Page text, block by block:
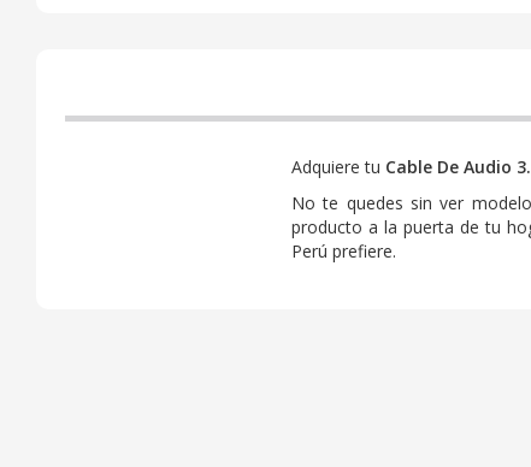
Adquiere tu Cable De Audio
No te quedes sin ver
producto a la puerta de tu
Perú prefiere.